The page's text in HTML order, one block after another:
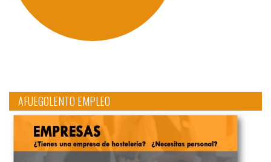
AFUEGOLENTO EMPLEO